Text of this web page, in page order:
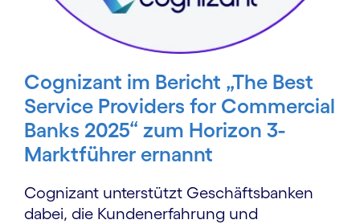
Cognizant im Bericht „The Best
Service Providers for Commercial
Banks 2025“ zum Horizon 3-
Marktführer ernannt
Cognizant unterstützt Geschäftsbanken
dabei, die Kundenerfahrung und